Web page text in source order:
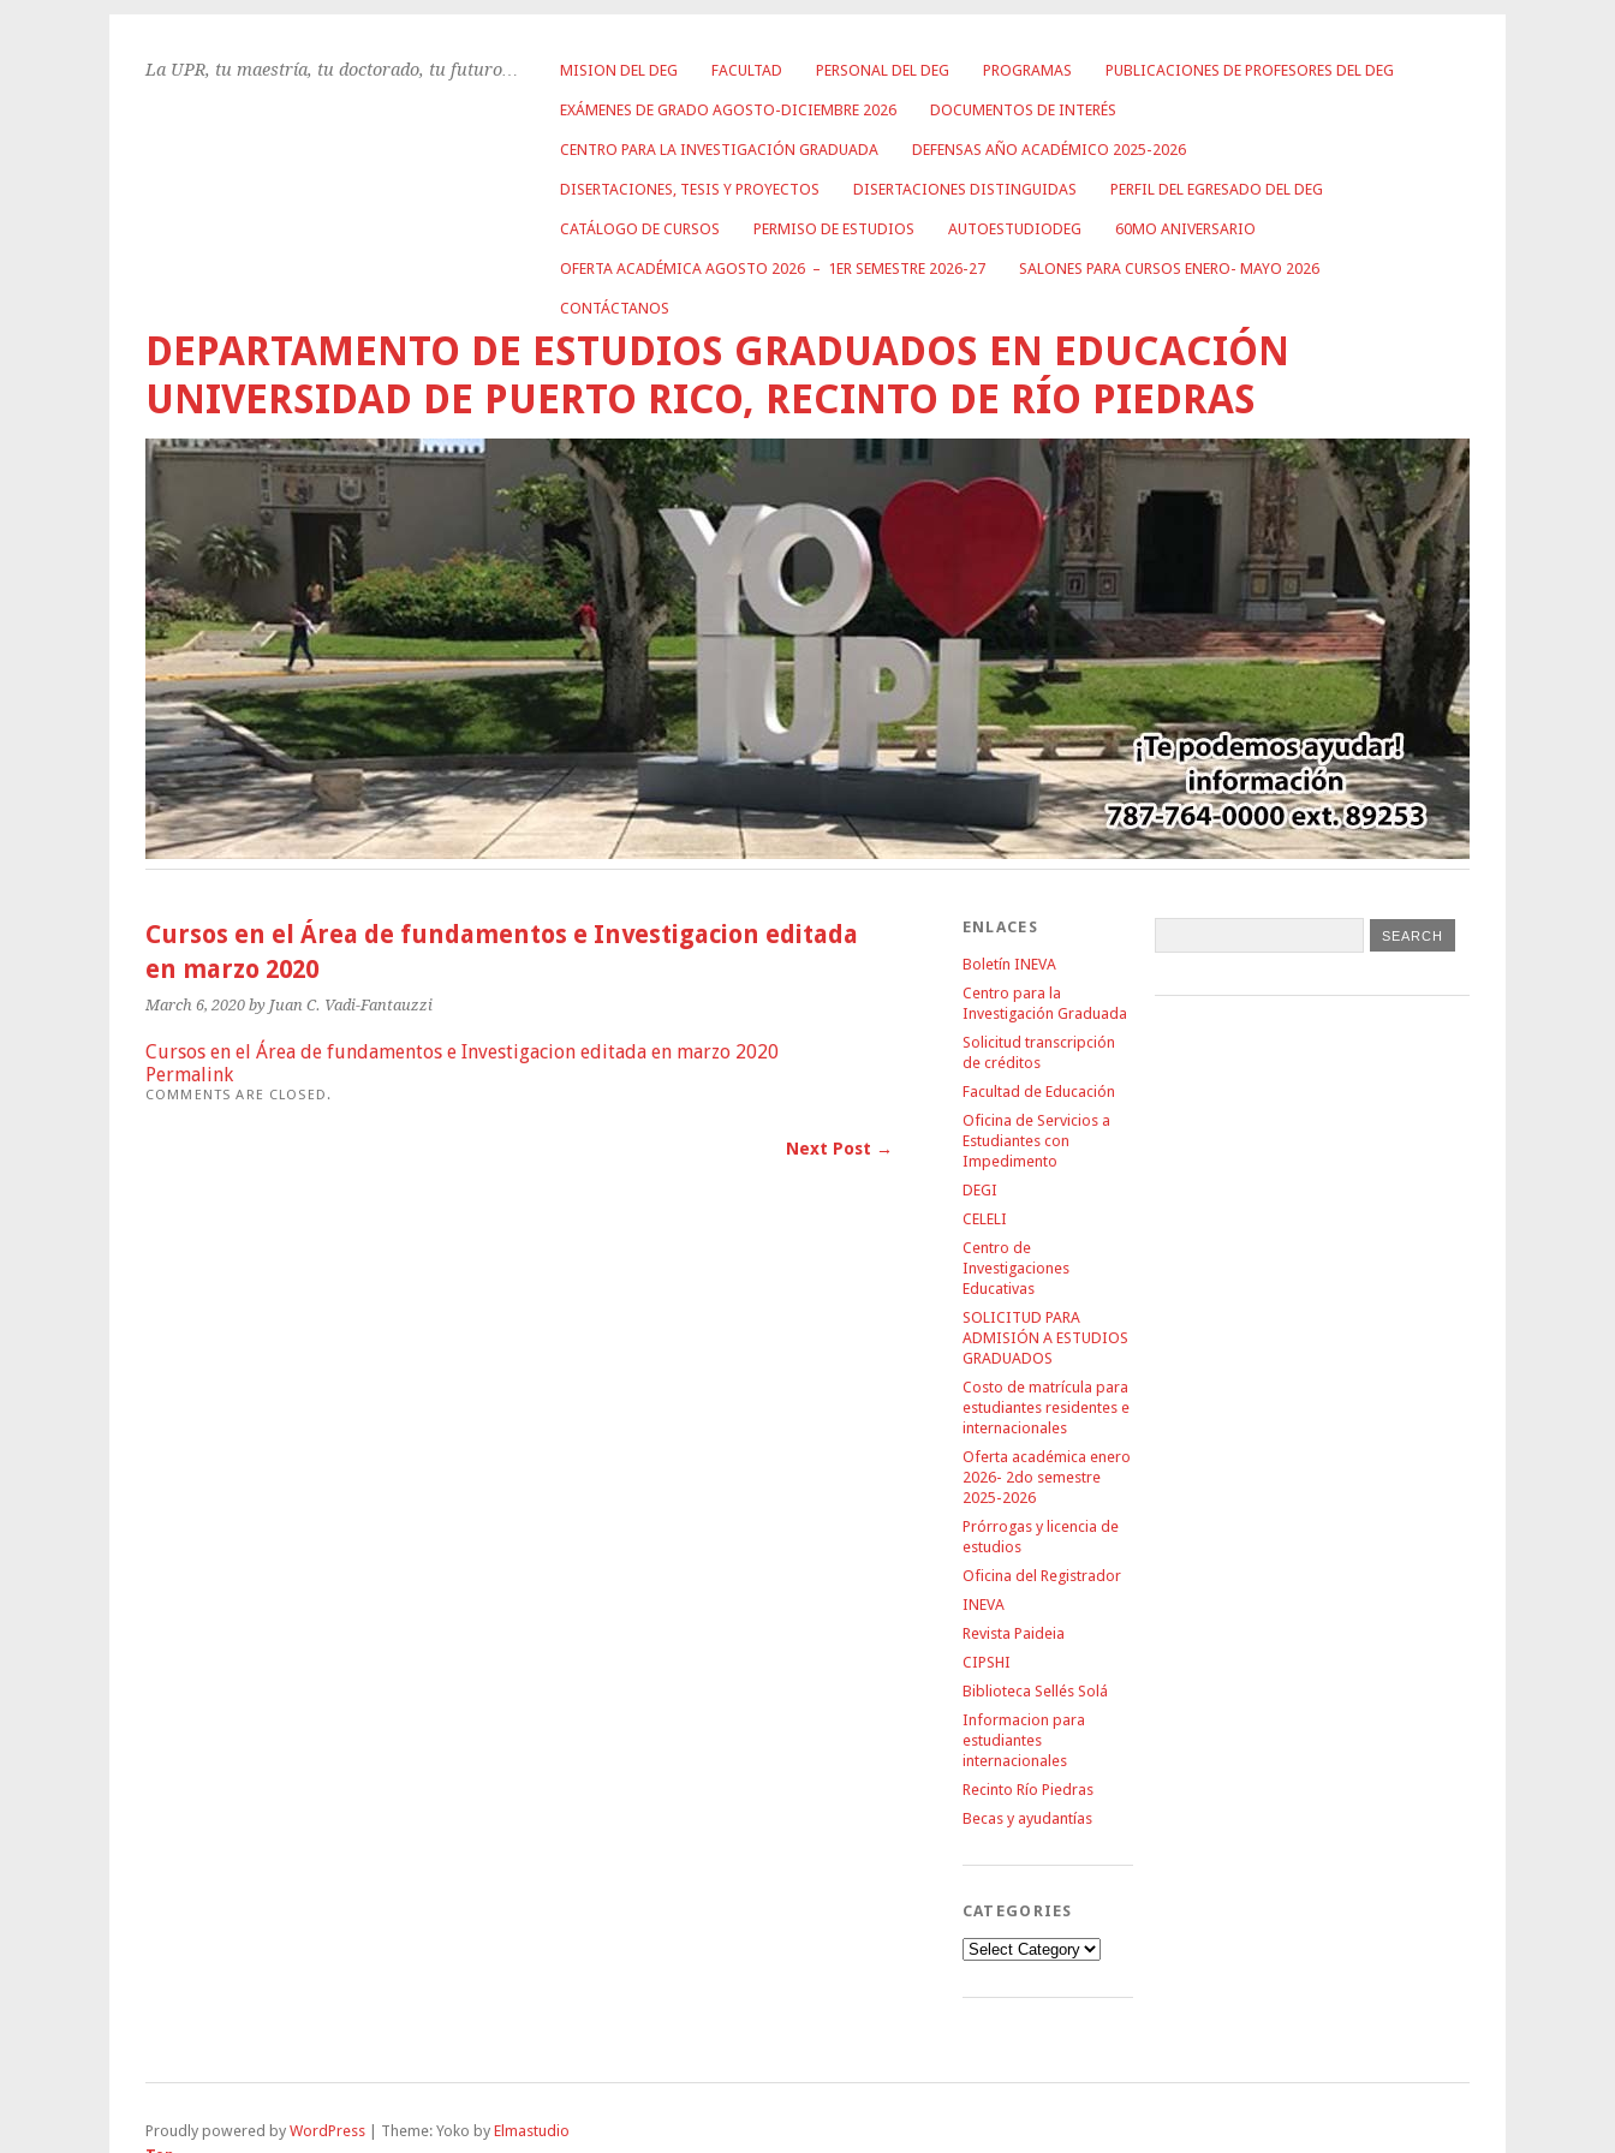
MISION DEL DEG FACULTAD PERSONAL DEL DEG PROGRAMAS PUBLICACIONES DE PROFESORES DEL DEG
EXÁMENES DE GRADO AGOSTO-DICIEMBRE 2026 DOCUMENTOS DE INTERÉS
CENTRO PARA LA INVESTIGACIÓN GRADUADA DEFENSAS AÑO ACADÉMICO 2025-2026
DISERTACIONES, TESIS Y PROYECTOS DISERTACIONES DISTINGUIDAS PERFIL DEL EGRESADO DEL DEG
CATÁLOGO DE CURSOS PERMISO DE ESTUDIOS AUTOESTUDIODEG 60MO ANIVERSARIO
OFERTA ACADÉMICA AGOSTO 2026 – 1ER SEMESTRE 2026-27 SALONES PARA CURSOS ENERO- MAYO 2026
CONTÁCTANOS
DEPARTAMENTO DE ESTUDIOS GRADUADOS EN EDUCACIÓN
UNIVERSIDAD DE PUERTO RICO, RECINTO DE RÍO PIEDRAS
La UPR, tu maestría, tu doctorado, tu futuro…
Cursos en el Área de fundamentos e Investigacion editada
en marzo 2020
March 6, 2020 by Juan C. Vadi-Fantauzzi
Cursos en el Área de fundamentos e Investigacion editada en marzo 2020
Permalink
COMMENTS ARE CLOSED.
Next Post →
ENLACES
Boletín INEVA
Centro para la
Investigación Graduada
Solicitud transcripción
de créditos
Facultad de Educación
Oficina de Servicios a
Estudiantes con
Impedimento
DEGI
CELELI
Centro de
Investigaciones
Educativas
SOLICITUD PARA
ADMISIÓN A ESTUDIOS
GRADUADOS
Costo de matrícula para
estudiantes residentes e
internacionales
Oferta académica enero
2026- 2do semestre
2025-2026
Prórrogas y licencia de
estudios
Oficina del Registrador
INEVA
Revista Paideia
CIPSHI
Biblioteca Sellés Solá
Informacion para
estudiantes
internacionales
Recinto Río Piedras
Becas y ayudantías
CATEGORIES
Categories
Proudly powered by WordPress Theme: Yoko by Elmastudio